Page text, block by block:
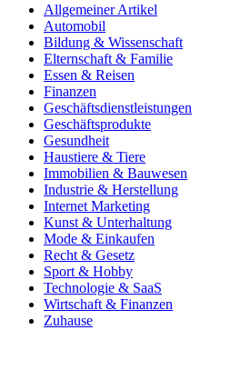
Allgemeiner Artikel
Automobil
Bildung & Wissenschaft
Elternschaft & Familie
Essen & Reisen
Finanzen
Geschäftsdienstleistungen
Geschäftsprodukte
Gesundheit
Haustiere & Tiere
Immobilien & Bauwesen
Industrie & Herstellung
Internet Marketing
Kunst & Unterhaltung
Mode & Einkaufen
Recht & Gesetz
Sport & Hobby
Technologie & SaaS
Wirtschaft & Finanzen
Zuhause